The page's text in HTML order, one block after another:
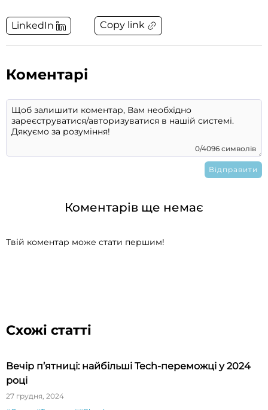
LinkedIn Copy link
Коментарі
0/4096 символів
Коментарів ще немає
Твій коментар може стати першим!
Схожі статті
Вечір п’ятниці: найбільші Tech-переможці у 2024
році
27 грудня, 2024